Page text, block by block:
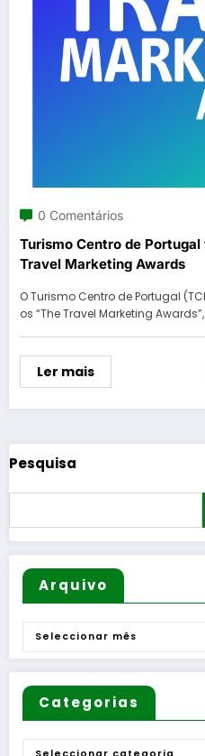
0 Comentários
Turismo Centro de
Travel Marketing Awards
O Turismo Centro de Portugal
os “The Travel Marketing
Ler mais
Pesquisa
Arquivo
Arquivo
Categorias
Categorias